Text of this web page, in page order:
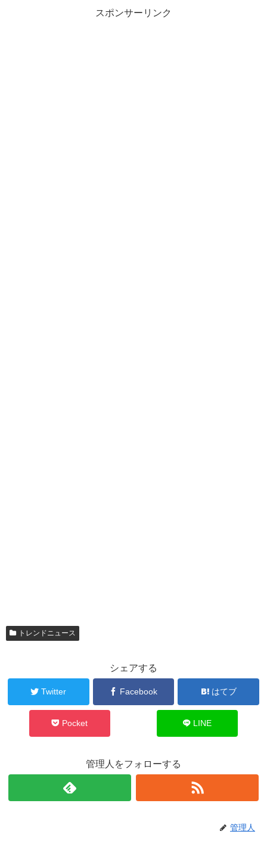
スポンサーリンク
トレンドニュース
シェアする
Twitter Facebook はてブ
Pocket LINE
管理人をフォローする
管理人